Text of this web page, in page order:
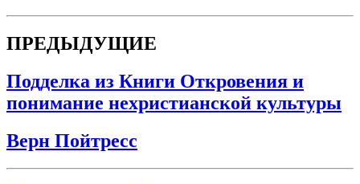
ПРЕДЫДУЩИЕ
Подделка из Книги Откровения и
понимание нехристианской культуры
Верн Пойтресс